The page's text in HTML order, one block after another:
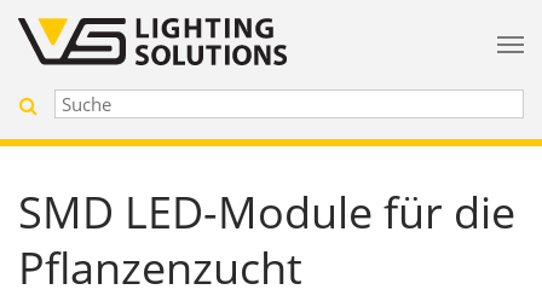
SMD LED-Module für die
Pflanzenzucht